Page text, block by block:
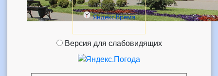
Версия для слабовидящих